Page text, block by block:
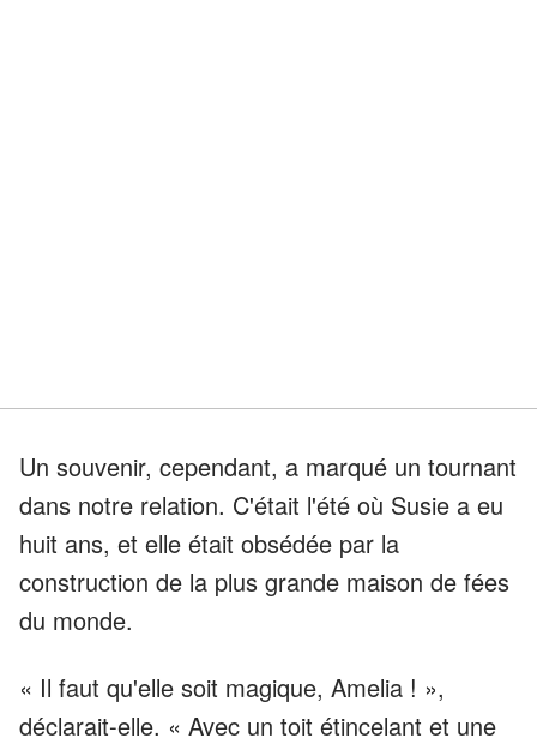
Un souvenir, cependant, a marqué un tournant
dans notre relation. C'était l'été où Susie a eu
huit ans, et elle était obsédée par la
construction de la plus grande maison de fées
du monde.
« Il faut qu'elle soit magique, Amelia ! »,
déclarait-elle. « Avec un toit étincelant et une